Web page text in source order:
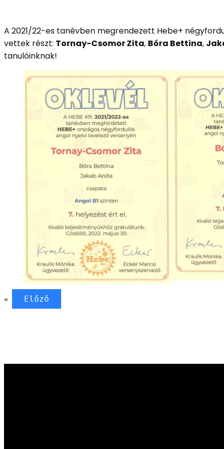
A 2021/22-es tanévben megrendezett Hebe+
vettek részt: Tornay-Csomor Zita, Bóra Bettina,
tanulóinknak!
« Előző